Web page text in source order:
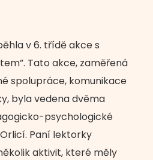
v 6. třídě akce s
Tato akce, zaměřená
spolupráce, komunikace
byla vedena dvěma
psychologické
Paní lektorky
aktivit, které měly